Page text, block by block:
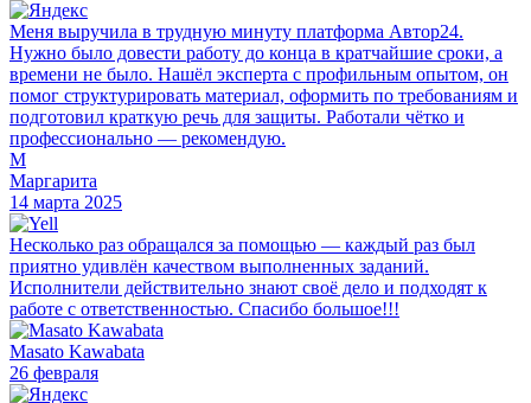
Меня выручила в трудную минуту платформа Автор24.
Нужно было довести работу до конца в кратчайшие сроки, а
времени не было. Нашёл эксперта с профильным опытом, он
помог структурировать материал, оформить по требованиям и
подготовил краткую речь для защиты. Работали чётко и
профессионально — рекомендую.
М
Маргарита
14 марта 2025
Несколько раз обращался за помощью — каждый раз был
приятно удивлён качеством выполненных заданий.
Исполнители действительно знают своё дело и подходят к
работе с ответственностью. Спасибо большое!!!
Masato Kawabata
26 февраля